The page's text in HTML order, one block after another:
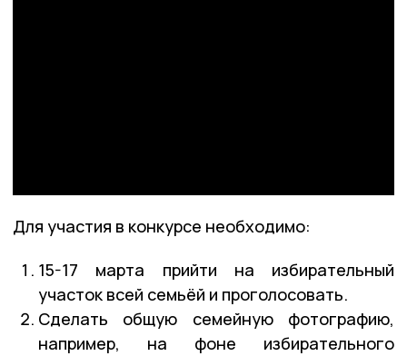
Для участия в конкурсе необходимо:
15-17 марта прийти на избирательный
участок всей семьёй и проголосовать.
Сделать общую семейную фотографию,
например, на фоне избирательного